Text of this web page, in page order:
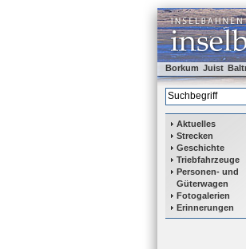
Borkum Juist
Aktuelles
Strecken
Geschichte
Triebfahrzeuge
Personen- und
Güterwagen
Fotogalerien
Erinnerungen